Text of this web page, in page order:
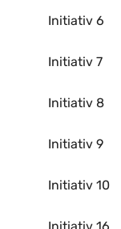
Initiativ 6
Initiativ 7
Initiativ 8
Initiativ 9
Initiativ 10